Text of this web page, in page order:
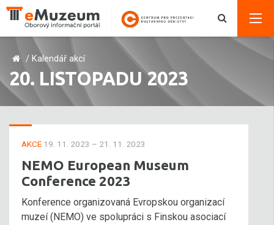
/ Kalendář akcí
20. LISTOPADU 2023
AKCE 19. 11. 2023 – 21. 11. 2023
NEMO European Museum
Conference 2023
Konference organizovaná Evropskou organizací
muzeí (NEMO) ve spolupráci s Finskou asociací